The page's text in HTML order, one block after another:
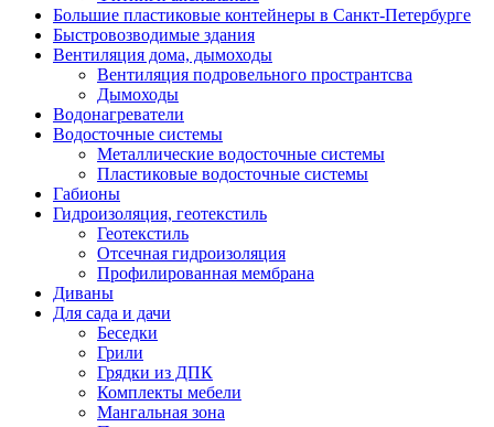
Большие пластиковые контейнеры в Санкт-Петербурге
Быстровозводимые здания
Вентиляция дома, дымоходы
Вентиляция подровельного пространтсва
Дымоходы
Водонагреватели
Водосточные системы
Металлические водосточные системы
Пластиковые водосточные системы
Габионы
Гидроизоляция, геотекстиль
Геотекстиль
Отсечная гидроизоляция
Профилированная мембрана
Диваны
Для сада и дачи
Беседки
Грили
Грядки из ДПК
Комплекты мебели
Мангальная зона